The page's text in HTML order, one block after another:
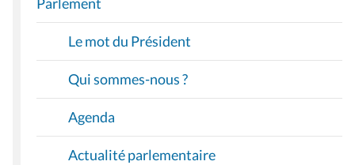
V
G
T
O
Le mot du Président
Qui sommes-nous ?
Agenda
Actualité parlementaire